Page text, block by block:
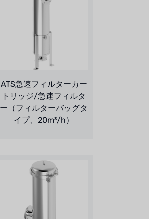
ATS急速フィルターカー
トリッジ/急速フィルタ
ー（フィルターバッグタ
イプ、20m³/h）